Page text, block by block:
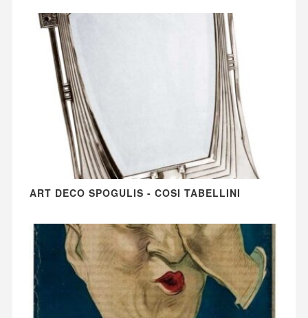
ART DECO SPOGULIS - COSI TABELLINI